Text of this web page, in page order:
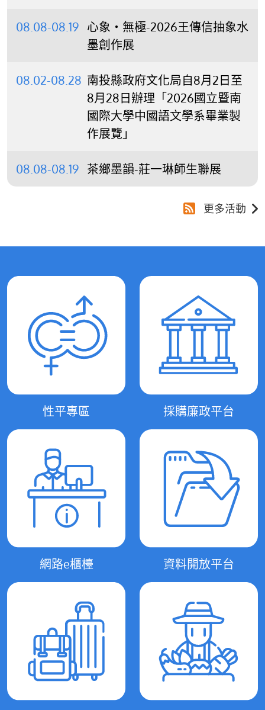
08.08-08.19 心象‧無極-2026王傳信抽象水
墨創作展
08.02-08.28 南投縣政府文化局自8月2日至
8月28日辦理「2026國立暨南
國際大學中國語文學系畢業製
作展覽」
08.08-08.19 茶鄉墨韻-莊一琳師生聯展
更多活動
性平專區 採購廉政平台
網路e櫃檯 資料開放平台